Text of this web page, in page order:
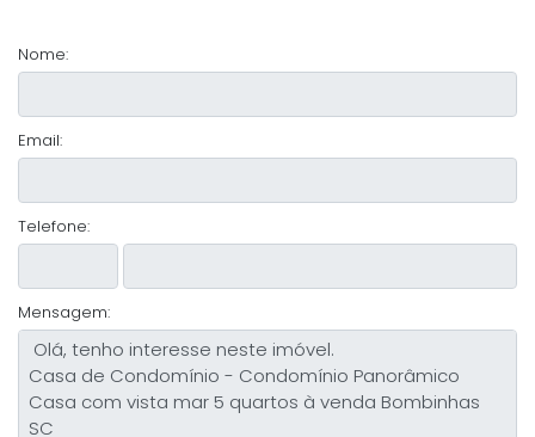
Nome:
Email:
Telefone:
Mensagem: